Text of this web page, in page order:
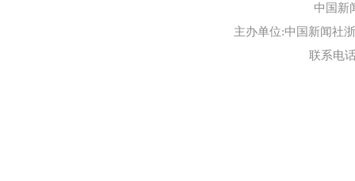
中国新
主办单位:中国新闻社
联系电